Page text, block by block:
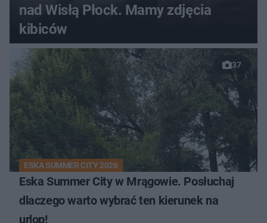
nad Wisłą Płock. Mamy zdjęcia
kibiców
37
ESKA SUMMER CITY 2026
Eska Summer City w Mrągowie. Posłuchaj
dlaczego warto wybrać ten kierunek na
urlop!